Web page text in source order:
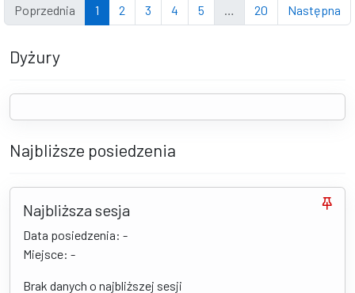
Poprzednia
1 2 3 4 5 20 Następna
Dyżury
Najbliższe posiedzenia
Najbliższa sesja
Data posiedzenia: -
Miejsce: -
Brak danych o najbliższej sesji